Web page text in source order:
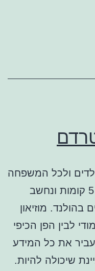
ולכל המשפחה
באמסטרדם שנמצא בבניין בן 5 קומות ונחשב
בהולנד. מוזיאון
לבין הפן הכיפי
את כל המידע
שיכולה להיות.